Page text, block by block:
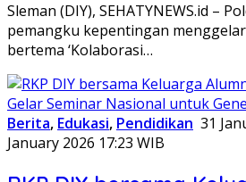
Sleman (DIY), SEHATYNEWS.id –
pemangku kepentingan
bertema ‘Kolaborasi…
Berita, Edukasi, Pendidikan 31
January 2026 17:23 WIB